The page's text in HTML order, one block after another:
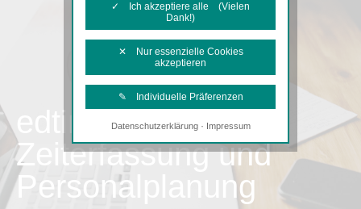
Zeiterfassung und
Personalplanung
✓ Ich akzeptiere alle (Vielen
Dank!)
✕ Nur essenzielle Cookies
akzeptieren
✎ Individuelle Präferenzen
Notwendige Cookies
Diese Cookies sind erforderlich, um die
grundlegende Funktionalität der Website
Tracking- und Targeting-Cookies
Datenschutzerklärung· Impressum